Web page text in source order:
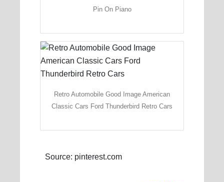
Pin On Piano
Retro Automobile Good Image American
Classic Cars Ford Thunderbird Retro Cars
Source: pinterest.com